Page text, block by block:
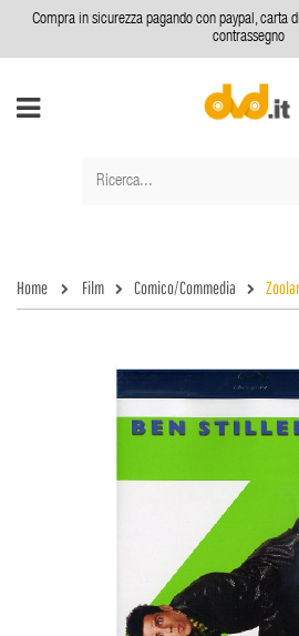
Compra in sicurezza pagando con paypal, carta
contrassegno
Home Film Comico/Commedia